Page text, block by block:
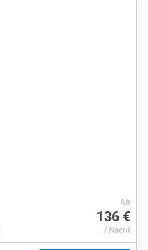
Ab
136 €
/ Nacht